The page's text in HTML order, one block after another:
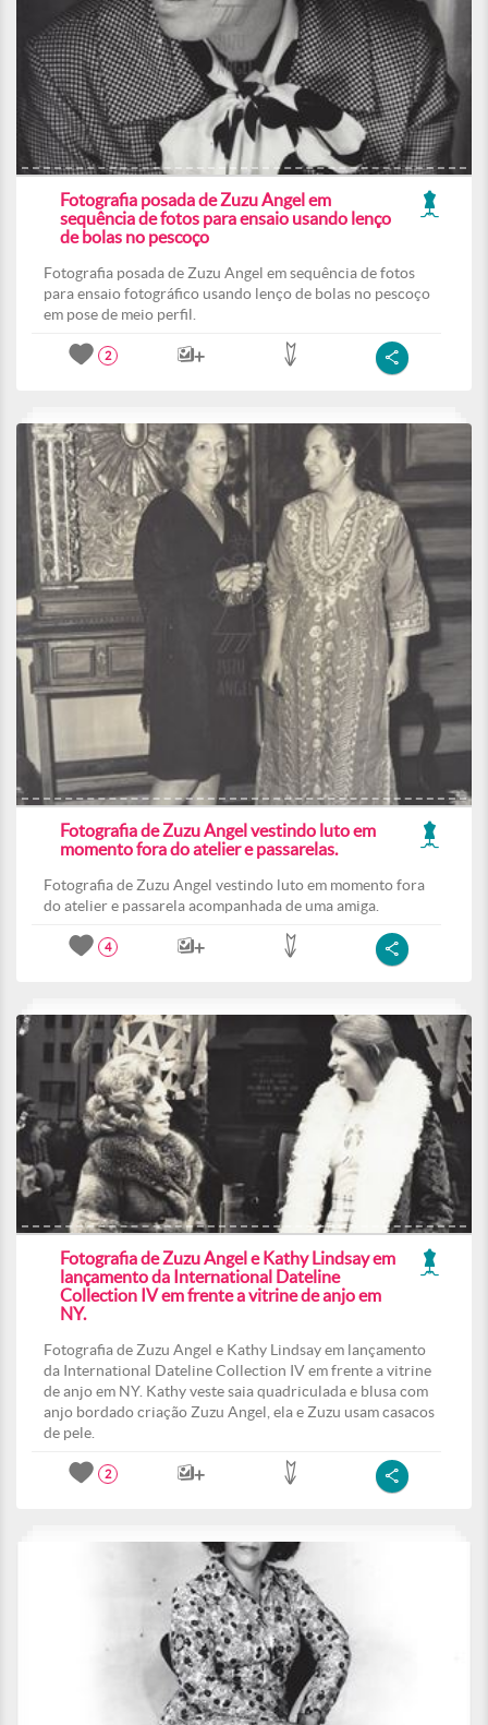
Fotografia posada de Zuzu Angel em
sequência de fotos para ensaio usando lenço
de bolas no pescoço
Fotografia posada de Zuzu Angel em sequência de fotos
para ensaio fotográfico usando lenço de bolas no pescoço
em pose de meio perfil.
2
Fotografia de Zuzu Angel vestindo luto em
momento fora do atelier e passarelas.
Fotografia de Zuzu Angel vestindo luto em momento fora
do atelier e passarela acompanhada de uma amiga.
4
Fotografia de Zuzu Angel e Kathy Lindsay em
lançamento da International Dateline
Collection IV em frente a vitrine de anjo em
NY.
Fotografia de Zuzu Angel e Kathy Lindsay em lançamento
da International Dateline Collection IV em frente a vitrine
de anjo em NY. Kathy veste saia quadriculada e blusa com
anjo bordado criação Zuzu Angel, ela e Zuzu usam casacos
de pele.
2